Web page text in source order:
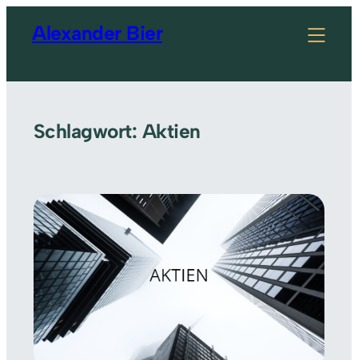
InhaltAlexander Bier
Schlagwort: Aktien